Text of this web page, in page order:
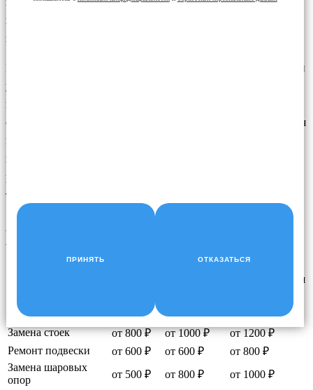
постепенно разрушаться, что приведет к необходимости
замены всего рычага.
Важно понимать, что поломка или износ отдельных деталей и
узлов в системе подвески могут оказать сильное влияние на
комфорт и управляемость автомобиля в целом. Другими
словами, если задние втулки на передних рычагах управления
изношены или есть проблема с втулками на задней подвеске,
возможно, что автомобиль будет иметь меньшую реакцию на
рулевое управление, плохую управляемость и устойчивость и
т.д.
НАШИ ЦЕНЫ
Внедорожники
Замена пружин
от 500 ₽ от 800 ₽
от 1000 ₽
Замена стоек
от 800 ₽ от 1000 ₽
от 1200 ₽
Ремонт подвески
от 600 ₽ от 600 ₽
от 800 ₽
Замена шаровых
опор
от 500 ₽ от 800 ₽
от 1000 ₽
ПРИНЯТЬ ОТКАЗАТЬСЯ